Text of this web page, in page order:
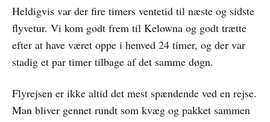
Heldigvis var der fire timers ventetid til næste og sidste
flyvetur. Vi kom godt frem til Kelowna og godt trætte
efter at have været oppe i henved 24 timer, og der var
stadig et par timer tilbage af det samme døgn.
Flyrejsen er ikke altid det mest spændende ved en rejse.
Man bliver gennet rundt som kvæg og pakket sammen